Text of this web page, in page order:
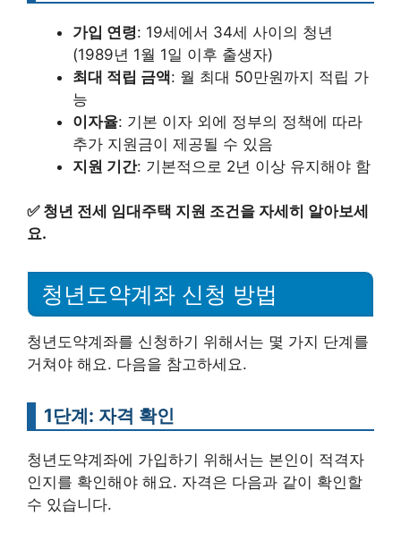
가입 연령: 19세에서 34세 사이의 청년
(1989년 1월 1일 이후 출생자)
최대 적립 금액: 월 최대 50만원까지 적립 가
능
이자율: 기본 이자 외에 정부의 정책에 따라
추가 지원금이 제공될 수 있음
지원 기간: 기본적으로 2년 이상 유지해야 함
✅ 청년 전세 임대주택 지원 조건을 자세히 알아보세
요.
청년도약계좌 신청 방법
청년도약계좌를 신청하기 위해서는 몇 가지 단계를
거쳐야 해요. 다음을 참고하세요.
1단계: 자격 확인
청년도약계좌에 가입하기 위해서는 본인이 적격자
인지를 확인해야 해요. 자격은 다음과 같이 확인할
수 있습니다.